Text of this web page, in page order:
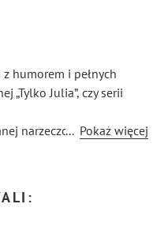
humorem i pełnych
„Tylko Julia”, czy serii
narzeczonej”, „Zapiski
... Pokaż więcej